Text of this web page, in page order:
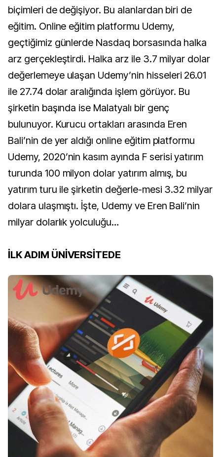
biçimleri de değişiyor. Bu alanlardan biri de
eğitim. Online eğitim platformu Udemy,
geçtiğimiz günlerde Nasdaq borsasında halka
arz gerçekleştirdi. Halka arz ile 3.7 milyar dolar
değerlemeye ulaşan Udemy’nin hisseleri 26.01
ile 27.74 dolar aralığında işlem görüyor. Bu
şirketin başında ise Malatyalı bir genç
bulunuyor. Kurucu ortakları arasında Eren
Bali’nin de yer aldığı online eğitim platformu
Udemy, 2020’nin kasım ayında F serisi yatırım
turunda 100 milyon dolar yatırım almış, bu
yatırım turu ile şirketin değerle-mesi 3.32 milyar
dolara ulaşmıştı. İşte, Udemy ve Eren Bali’nin
milyar dolarlık yolculuğu…
İLK ADIM ÜNİVERSİTEDE